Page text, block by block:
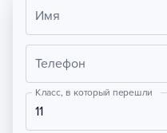
Имя
Телефон
Класс, в который перешли
11